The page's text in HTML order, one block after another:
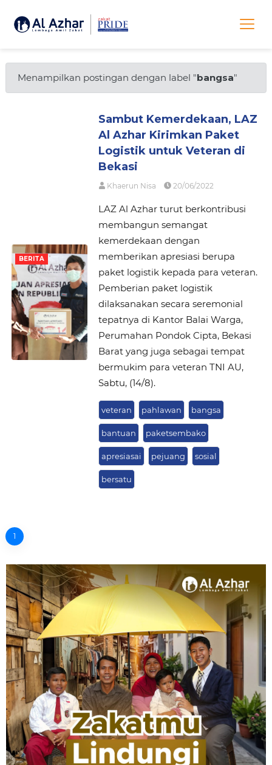
Menampilkan postingan dengan label "bangsa"
BERITA
Sambut Kemerdekaan, LAZ
Al Azhar Kirimkan Paket
Logistik untuk Veteran di
Bekasi
Khaerun Nisa 20/06/2022
LAZ Al Azhar turut berkontribusi
membangun semangat
kemerdekaan dengan
memberikan apresiasi berupa
paket logistik kepada para veteran.
Pemberian paket logistik
dilaksanakan secara seremonial
tepatnya di Kantor Balai Warga,
Perumahan Pondok Cipta, Bekasi
Barat yang juga sebagai tempat
bermukim para veteran TNI AU,
Sabtu, (14/8).
veteran pahlawan bangsa
bantuan paketsembako
apresiasai pejuang sosial
bersatu
1